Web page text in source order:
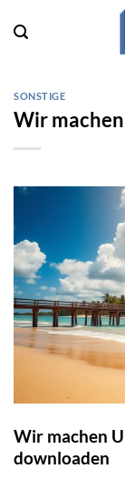
Inhalt
SONSTIGE
Wir
Wir machen
downloaden